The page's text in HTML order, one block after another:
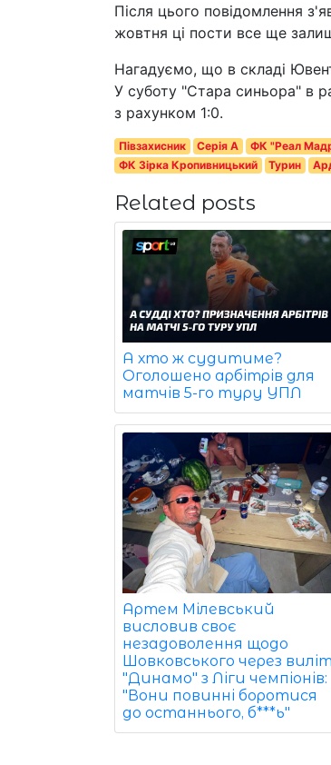
Після цього повідомлення
жовтня ці пости все ще
Нагадуємо, що в складі
У суботу "Стара синьора" в
з рахунком 1:0.
Півзахисник Серія A ФК "Реал
ФК Зірка Кропивницький
Турин
Related posts
А хто ж судитиме?
Оголошено арбітрів для
матчів 5-го туру УПЛ
Артем Мілевський
висловив своє
незадоволення щодо
Шовковського через виліт
"Динамо" з Ліги чемпіонів:
"Вони повинні боротися
до останнього, б***ь"